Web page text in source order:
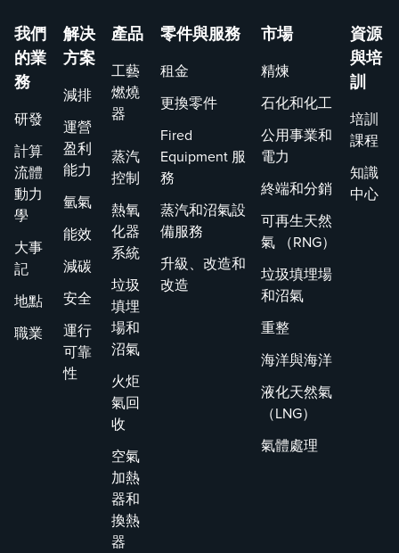
我們
的業
務
研發
計算
流體
動力
學
大事
記
地點
職業
解决
方案
減排
運營
盈利
能力
氫氣
能效
減碳
安全
運行
可靠
性
產品
工藝
燃燒
器
蒸汽
控制
熱氧
化器
系統
垃圾
填埋
場和
沼氣
火炬
氣回
收
空氣
加熱
器和
換熱
器
零件與服務
租金
更換零件
Fired
Equipment 服
務
蒸汽和沼氣設
備服務
升級、改造和
改造
市場
精煉
石化和化工
公用事業和
電力
終端和分銷
可再生天然
氣 （RNG）
垃圾填埋場
和沼氣
重整
海洋與海洋
液化天然氣
（LNG）
氣體處理
資源
與培
訓
培訓
課程
知識
中心